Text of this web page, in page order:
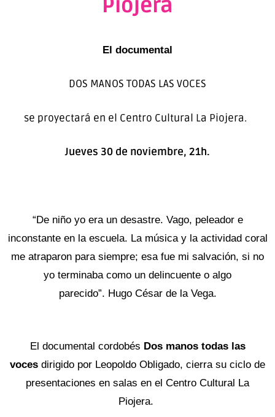
Piojera
El documental
DOS MANOS TODAS LAS VOCES
se proyectará en el Centro Cultural La Piojera.
Jueves 30 de noviembre, 21h.
“De niño yo era un desastre. Vago, peleador e
inconstante en la escuela. La música y la actividad coral
me atraparon para siempre; esa fue mi salvación, si no
yo terminaba como un delincuente o algo
parecido”. Hugo César de la Vega.
El documental cordobés Dos manos todas las
voces dirigido por Leopoldo Obligado, cierra su ciclo de
presentaciones en salas en el Centro Cultural La
Piojera.